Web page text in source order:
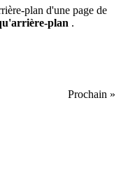
plan d'une page de
plan .
Prochain »